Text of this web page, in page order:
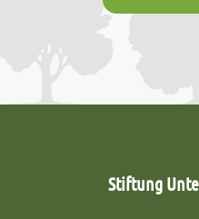
Stiftung